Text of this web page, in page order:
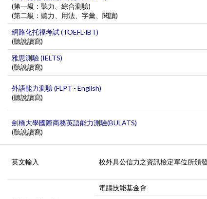
(第一級：聽力、綜合測驗)
(第二級：聽力、用法、字彙、閱讀)
網路化托福考試 (TOEFL-iBT)
(聽說讀寫)
雅思測驗 (IELTS)
(聽說讀寫)
外語能力測驗 (FLPT - English)
(聽說讀寫)
劍橋大學國際商務英語能力測驗(BULATS)
(聽說讀寫)
英文輸入 校外具公信力之資訊檢定單位所頒
電腦技能基金會